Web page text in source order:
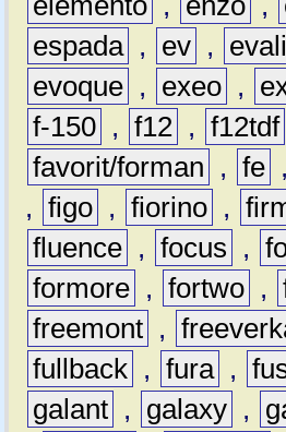
espada , ev ,
evoque , exeo ,
f-150 , f12 , f12tdf
favorit/forman
, fe ,
, figo , fiorino ,
fluence , focus ,
formore , fortwo ,
freemont ,
fullback , fura ,
galant , galaxy ,